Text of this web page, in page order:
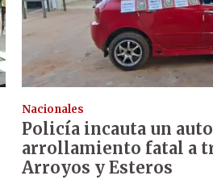
Nacionales
Policía incauta un
arrollamiento fatal a
Arroyos y Esteros